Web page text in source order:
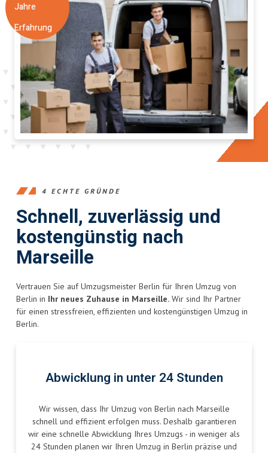
Jahre
Erfahrung
4 ECHTE GRÜNDE
Schnell, zuverlässig und
kostengünstig nach
Marseille
Vertrauen Sie auf Umzugsmeister Berlin für Ihren Umzug von
Berlin in Ihr neues Zuhause in Marseille. Wir sind Ihr Partner
für einen stressfreien, effizienten und kostengünstigen Umzug in
Berlin.
Abwicklung in unter 24 Stunden
Wir wissen, dass Ihr Umzug von Berlin nach Marseille
schnell und effizient erfolgen muss. Deshalb garantieren
wir eine schnelle Abwicklung Ihres Umzugs - in weniger als
24 Stunden planen wir Ihren Umzug in Berlin präzise und